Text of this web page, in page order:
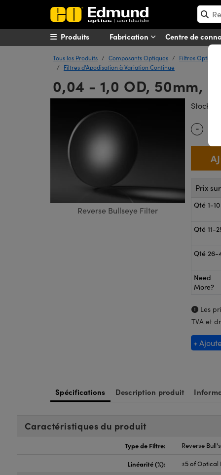
Fabrication Centre de
Produits
Tous les Produits Composants Optiques Filtres Optiques
Filtres d’Apodisation à Variation Continue
0,04 - 1,0 OD, 50mm,
Reverse Bullseye Filter
Stock
-
Prix
Qté 1-10
Qté 11-
Qté 26-
Need
More?
Les
TVA et
+
Spécifications Description produit
Caractéristiques du produit
Type de Filtre: Reverse
Linéarité (%): ±5 of Optical